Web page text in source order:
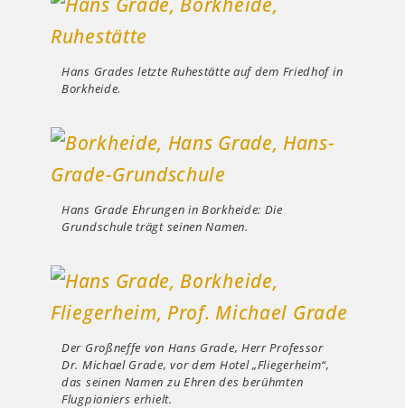
Hans Grades letzte Ruhestätte auf dem Friedhof in
Borkheide.
Hans Grade Ehrungen in Borkheide: Die
Grundschule trägt seinen Namen.
Der Großneffe von Hans Grade, Herr Professor
Dr. Michael Grade, vor dem Hotel „Fliegerheim“,
das seinen Namen zu Ehren des berühmten
Flugpioniers erhielt.